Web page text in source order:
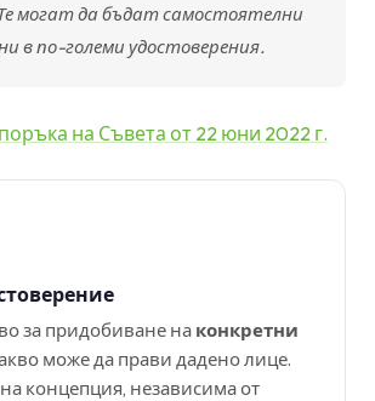
могат да бъдат самостоятелни
в по-големи удостоверения.
на Съвета от 22 юни 2022 г.
за придобиване на конкретни
може да прави дадено лице.
концепция, независима от